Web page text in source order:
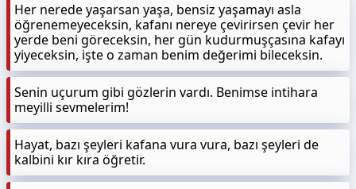
Her nerede yaşarsan yaşa, bensiz yaşamayı asla
öğrenemeyeceksin, kafanı nereye çevirirsen çevir her
yerde beni göreceksin, her gün kudurmuşçasına kafayı
yiyeceksin, işte o zaman benim değerimi bileceksin.
Senin uçurum gibi gözlerin vardı. Benimse intihara
meyilli sevmelerim!
Hayat, bazı şeyleri kafana vura vura, bazı şeyleri de
kalbini kır kıra öğretir.